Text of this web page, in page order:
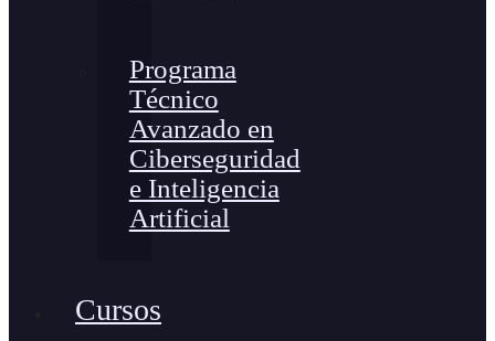
Programa
Técnico
Avanzado en
Ciberseguridad
e Inteligencia
Artificial
Cursos